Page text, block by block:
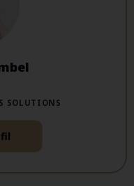
SOLUTIONS